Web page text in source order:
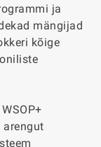
ja
mängijad
kõige